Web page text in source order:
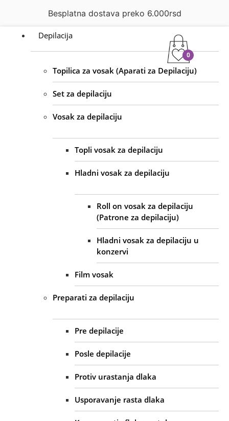
Popust na količinu
0
Depilacija
Topilica za vosak (Aparati za Depilaciju)
Set za depilaciju
Vosak za depilaciju
Topli vosak za depilaciju
Hladni vosak za depilaciju
Roll on vosak za depilaciju
(Patrone za depilaciju)
Hladni vosak za depilaciju u
konzervi
Film vosak
Preparati za depilaciju
Pre depilacije
Posle depilacije
Protiv urastanja dlaka
Usporavanje rasta dlaka